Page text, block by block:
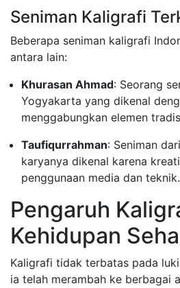
Seniman Kaligrafi
Beberapa seniman kaligrafi
antara lain:
Khurasan Ahmad: Seorang
Yogyakarta yang dikenal
menggabungkan elemen
Taufiqurrahman: Seniman
karyanya dikenal karena
penggunaan media dan teknik.
Pengaruh
Kehidupan
Kaligrafi tidak terbatas pada
ia telah merambah ke berbagai